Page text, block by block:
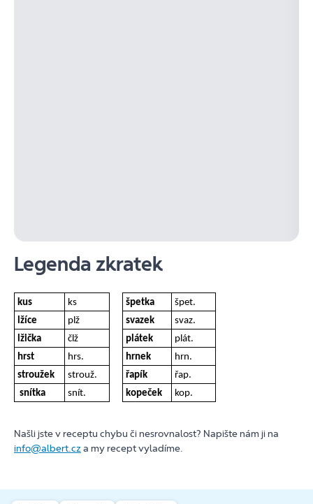
Legenda zkratek
kus ks špetka
špet.
lžíce
plž svazek
svaz.
lžička
člž plátek
plát.
hrst
hrs. hrnek
hrn.
stroužek
strouž. řapík
řap.
snítka
snít. kopeček kop.
Našli jste v receptu chybu či nesrovnalost? Napište nám ji na
info@albert.cza my recept vyladíme.